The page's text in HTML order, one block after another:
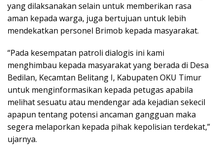
yang dilaksanakan selain untuk memberikan rasa
aman kepada warga, juga bertujuan untuk lebih
mendekatkan personel Brimob kepada masyarakat.
“Pada kesempatan patroli dialogis ini kami
menghimbau kepada masyarakat yang berada di Desa
Bedilan, Kecamtan Belitang I, Kabupaten OKU Timur
untuk menginformasikan kepada petugas apabila
melihat sesuatu atau mendengar ada kejadian sekecil
apapun tentang potensi ancaman gangguan maka
segera melaporkan kepada pihak kepolisian terdekat,”
ujarnya.